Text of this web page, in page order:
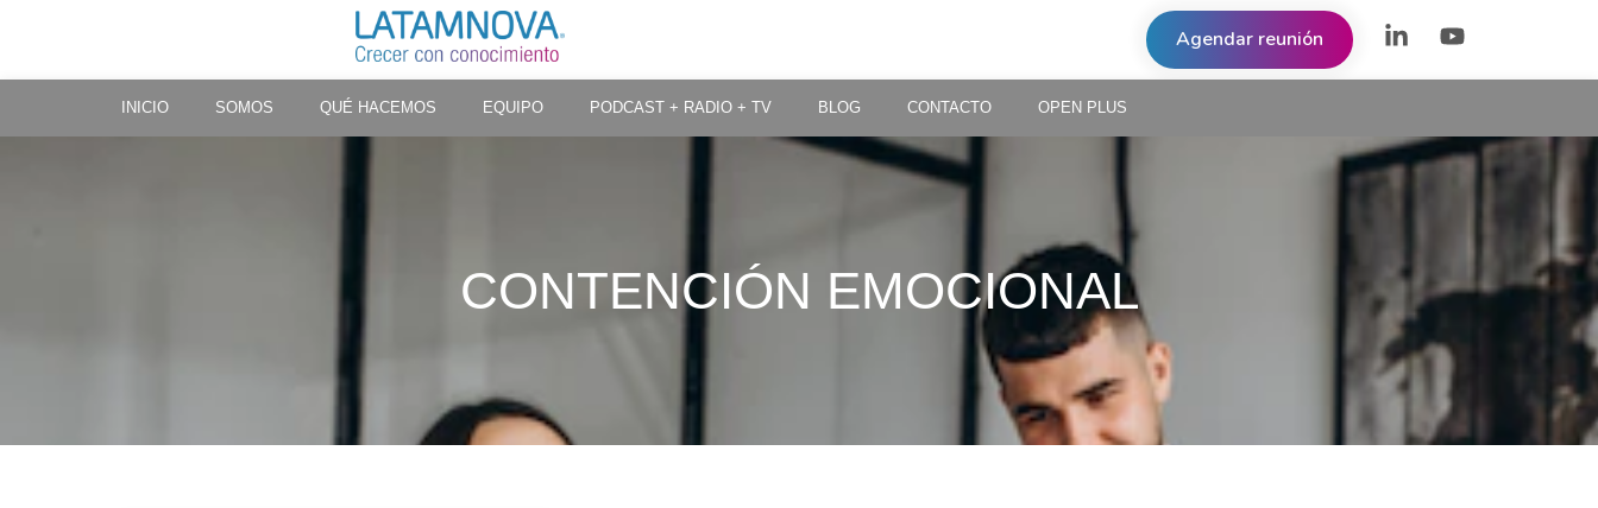
Agendar reunión
INICIO SOMOS QUÉ HACEMOS EQUIPO PODCAST + RADIO + TV BLOG CONTACTO OPEN PLUS
CONTENCIÓN EMOCIONAL